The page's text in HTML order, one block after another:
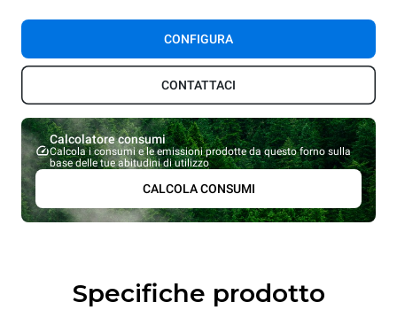
CONFIGURA
CONTATTACI
Calcolatore consumi
Calcola i consumi e le emissioni prodotte da questo forno sulla
base delle tue abitudini di utilizzo
CALCOLA CONSUMI
Specifiche prodotto